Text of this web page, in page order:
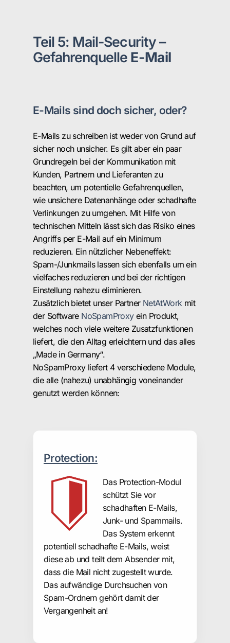
Teil 5: Mail-Security –
Gefahrenquelle E-Mail
E-Mails sind doch sicher, oder?
E-Mails zu schreiben ist weder von Grund auf
sicher noch unsicher. Es gilt aber ein paar
Grundregeln bei der Kommunikation mit
Kunden, Partnern und Lieferanten zu
beachten, um potentielle Gefahrenquellen,
wie unsichere Datenanhänge oder schadhafte
Verlinkungen zu umgehen. Mit Hilfe von
technischen Mitteln lässt sich das Risiko eines
Angriffs per E-Mail auf ein Minimum
reduzieren. Ein nützlicher Nebeneffekt:
Spam-/Junkmails lassen sich ebenfalls um ein
vielfaches reduzieren und bei der richtigen
Einstellung nahezu eliminieren.
Zusätzlich bietet unser Partner NetAtWork mit
der Software NoSpamProxyein Produkt,
welches noch viele weitere Zusatzfunktionen
liefert, die den Alltag erleichtern und das alles
„Made in Germany“.
NoSpamProxy liefert 4 verschiedene Module,
die alle (nahezu) unabhängig voneinander
genutzt werden können:
Protection:
Das Protection-Modul
schützt Sie vor
schadhaften E-Mails,
Junk- und Spammails.
Das System erkennt
potentiell schadhafte E-Mails, weist
diese ab und teilt dem Absender mit,
dass die Mail nicht zugestellt wurde.
Das aufwändige Durchsuchen von
Spam-Ordnern gehört damit der
Vergangenheit an!